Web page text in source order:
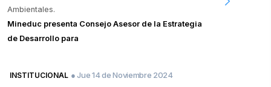
Ambientales.
Mineduc presenta Consejo Asesor de la Estrategia
de Desarrollo para
INSTITUCIONAL ● Jue 14 de Noviembre 2024